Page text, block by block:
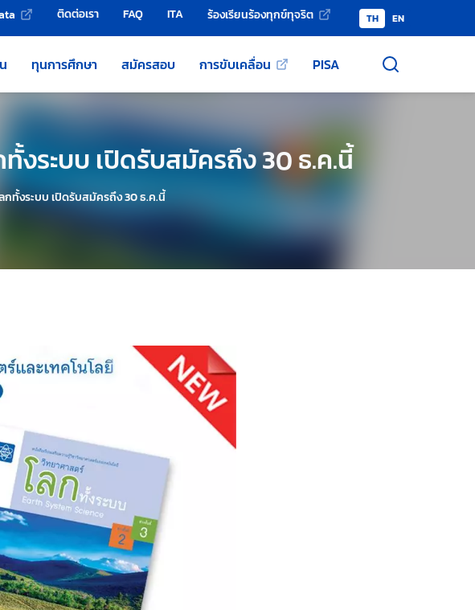
ติดต่อเรา FAQ ITA ร้องเรียนร้องทุกข์ทุจริต TH EN
ทุนการศึกษา สมัครสอบ การขับเคลื่อน PISA
ระบบ เปิดรับสมัครถึง 30 ธ.ค.นี้
ทั้งระบบ เปิดรับสมัครถึง 30 ธ.ค.นี้
อ:
เข้าชม 115 ครั้ง